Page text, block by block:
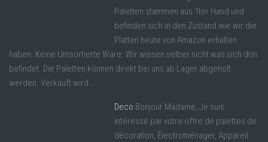
Paletten stammen aus 1ter Hand und
befinden sich in den Zustand wie wir die
Platten heute von Amazon erhalten
haben. Keine Umsortierte Ware. Wir wissen selber nicht was sich drin
befindet. Die Paletten können direkt bei uns ab Lager abgeholt
werden. Verkauft wird ...
Deco Bonjour Madame, Je suis
intéressé par votre offre de palettes de
décoration, Électroménager, Appareil